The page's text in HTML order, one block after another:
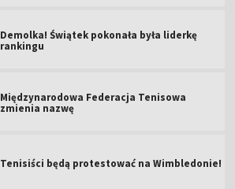
Demolka! Świątek pokonała była liderkę
rankingu
Międzynarodowa Federacja Tenisowa
zmienia nazwę
Tenisiści będą protestować na Wimbledonie!